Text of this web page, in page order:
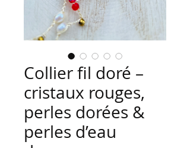
Collier fil doré –
cristaux rouges,
perles dorées &
perles d’eau